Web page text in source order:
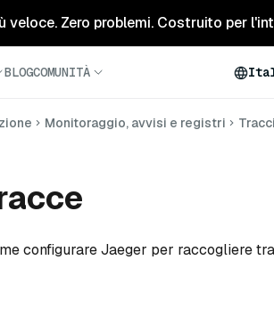
Zero problemi. Costruito per
BLOGCOMUNITÀ
Monitoraggio, avvisi e registri
configurare Jaeger per raccogliere